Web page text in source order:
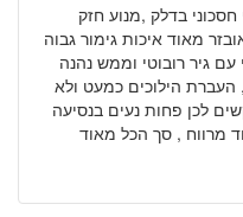
בדלק ,מנוע חזק
מאוד איכות גימור גבוה
עם גיר רובוטי וממש נהנה
העברת הילוכים כמעט ולא
לכן פחות נעים בנסיעה
מרווח , סך הכל מאוד